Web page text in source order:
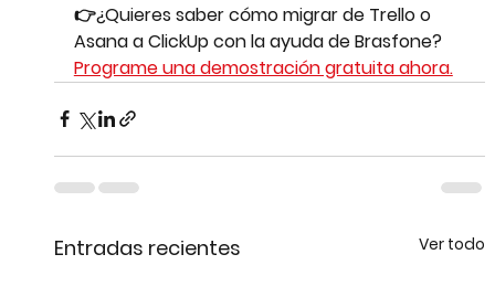
👉¿Quieres saber cómo migrar de Trello o
Asana a ClickUp con la ayuda de Brasfone?
Programe una demostración gratuita ahora.
Entradas recientes Ver todo